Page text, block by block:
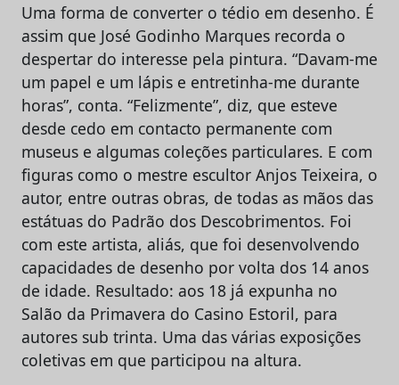
Uma forma de converter o tédio em desenho. É
assim que José Godinho Marques recorda o
despertar do interesse pela pintura. “Davam-me
um papel e um lápis e entretinha-me durante
horas”, conta. “Felizmente”, diz, que esteve
desde cedo em contacto permanente com
museus e algumas coleções particulares. E com
figuras como o mestre escultor Anjos Teixeira, o
autor, entre outras obras, de todas as mãos das
estátuas do Padrão dos Descobrimentos. Foi
com este artista, aliás, que foi desenvolvendo
capacidades de desenho por volta dos 14 anos
de idade. Resultado: aos 18 já expunha no
Salão da Primavera do Casino Estoril, para
autores sub trinta. Uma das várias exposições
coletivas em que participou na altura.